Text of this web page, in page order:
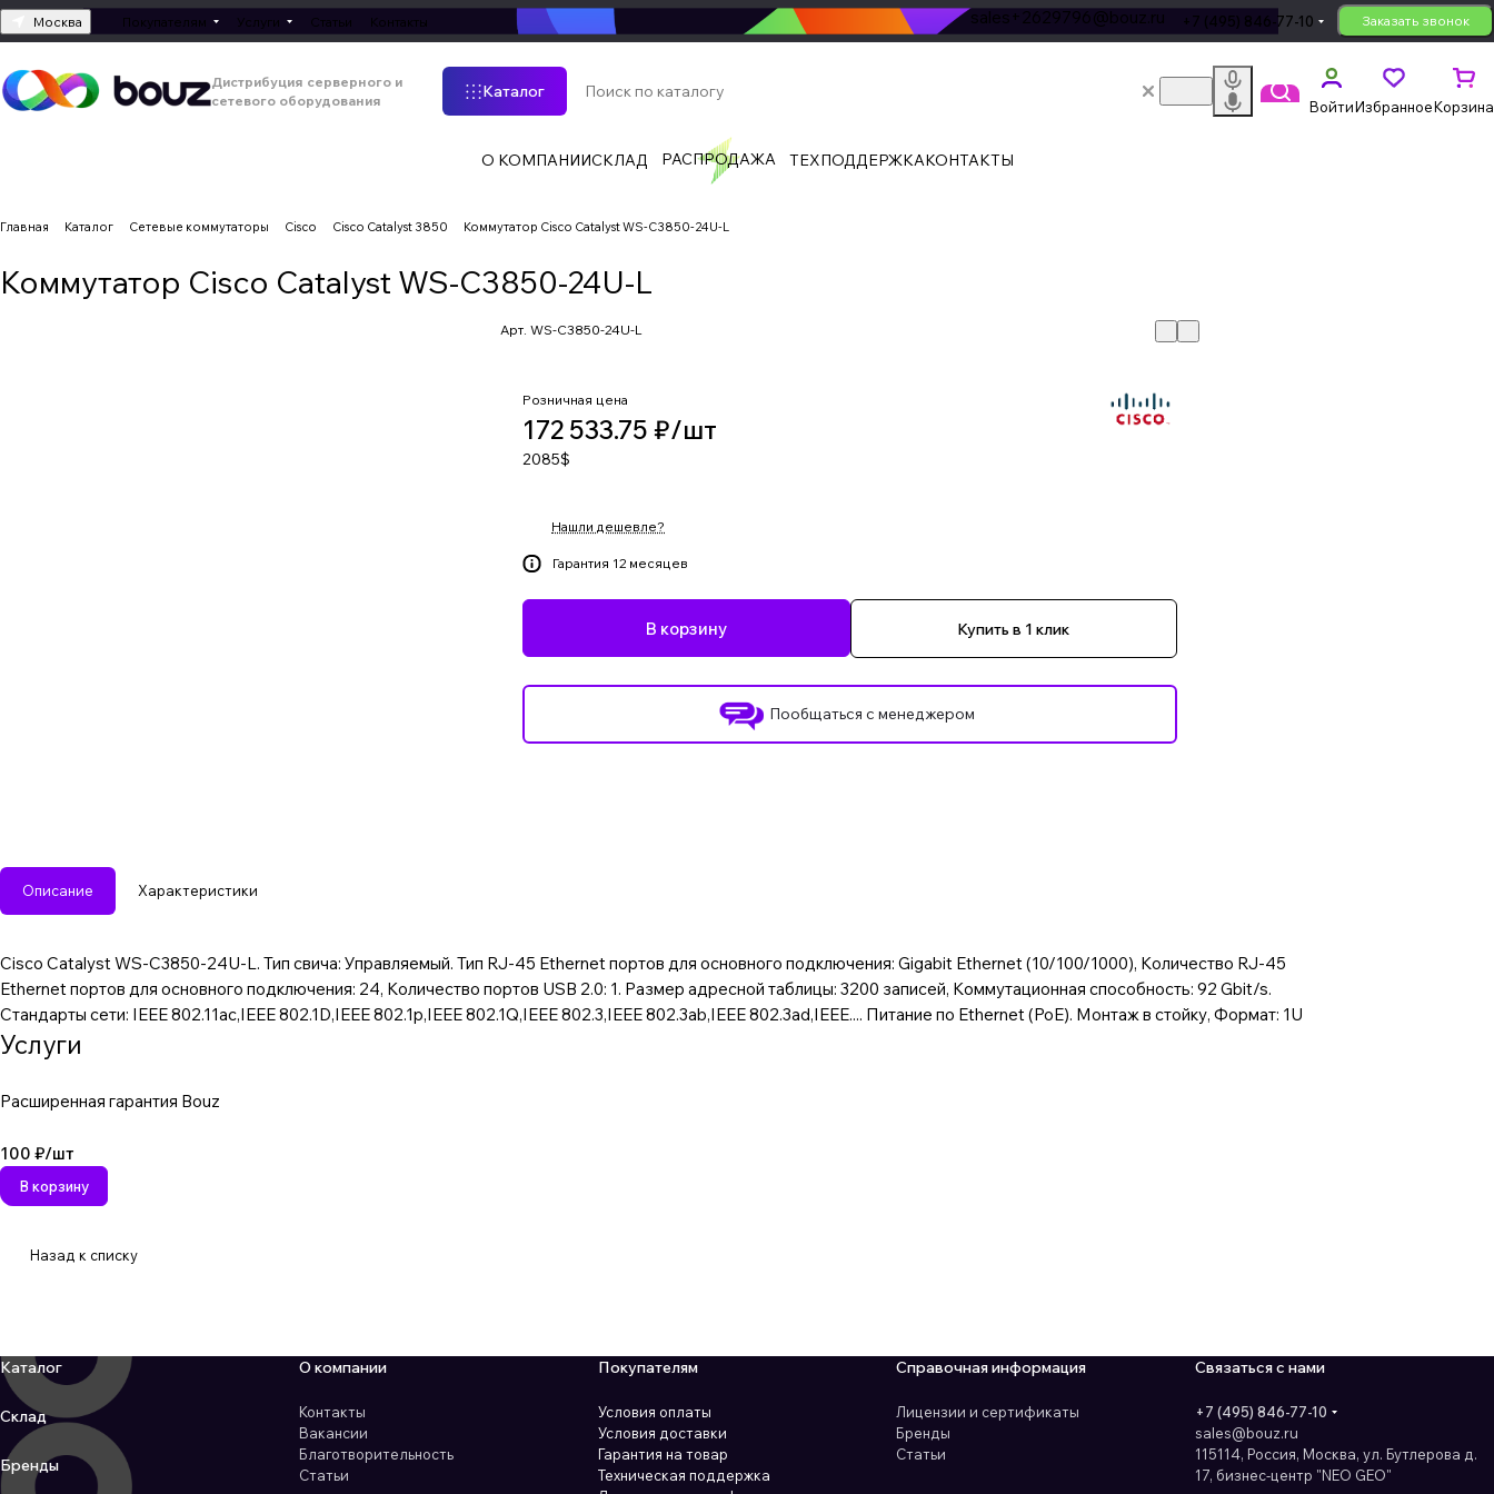
Москва Покупателям Услуги Статьи Контакты sales+2629796@bouz.ru +7 (495) 846-77-10 Заказать звонок
Дистрибуция серверного и
сетевого оборудования
Каталог
ВойтиИзбранноеКорзина
О КОМПАНИИСКЛАД РАСПРОДАЖА ТЕХПОДДЕРЖКАКОНТАКТЫ
Главная Каталог Сетевые коммутаторы Cisco Cisco Catalyst 3850 Коммутатор Cisco Catalyst WS-C3850-24U-L
Коммутатор Cisco Catalyst WS-C3850-24U-L
Арт. WS-C3850-24U-L
Розничная цена
172 533.75 ₽/шт
2085$
В корзину Купить в 1 клик
Пообщаться с менеджером
Нашли дешевле?
Гарантия 12 месяцев
Описание Характеристики
Cisco Catalyst WS-C3850-24U-L. Тип свича: Управляемый. Тип RJ-45 Ethernet портов для основного подключения: Gigabit Ethernet (10/100/1000), Количество RJ-45
Ethernet портов для основного подключения: 24, Количество портов USB 2.0: 1. Размер адресной таблицы: 3200 записей, Коммутационная способность: 92 Gbit/s.
Стандарты сети: IEEE 802.11ac,IEEE 802.1D,IEEE 802.1p,IEEE 802.1Q,IEEE 802.3,IEEE 802.3ab,IEEE 802.3ad,IEEE.... Питание по Ethernet (PoE). Монтаж в стойку, Формат: 1U
Услуги
Расширенная гарантия Bouz
100 ₽/шт
В корзину
Назад к списку
Каталог
Склад
Бренды
О компании
Контакты
Вакансии
Благотворительность
Статьи
Покупателям
Условия оплаты
Условия доставки
Гарантия на товар
Техническая поддержка
Справочная информация
Лицензии и сертификаты
Бренды
Статьи
Связаться с нами
+7 (495) 846-77-10
sales@bouz.ru
115114, Россия, Москва, ул. Бутлерова д.
17, бизнес-центр "NEO GEO"